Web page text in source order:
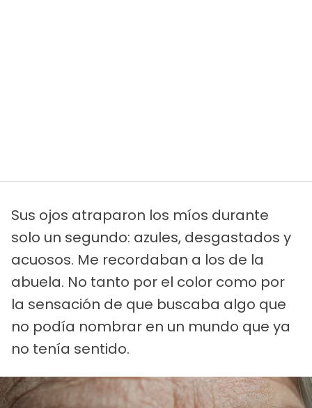
Sus ojos atraparon los míos durante
solo un segundo: azules, desgastados y
acuosos. Me recordaban a los de la
abuela. No tanto por el color como por
la sensación de que buscaba algo que
no podía nombrar en un mundo que ya
no tenía sentido.